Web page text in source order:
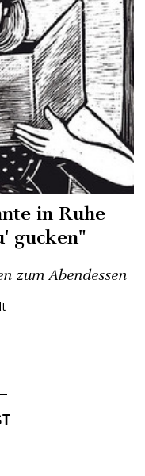
in Ruhe
gucken"
zum Abendessen